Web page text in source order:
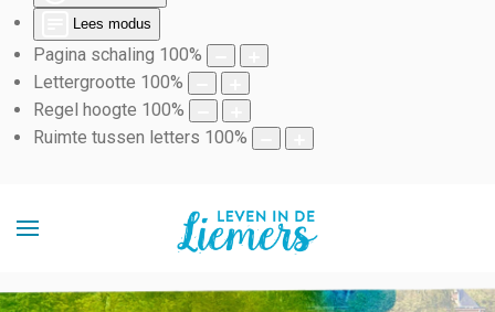
Lees modus
Pagina schaling 100%
Lettergrootte 100%
Regel hoogte 100%
Ruimte tussen letters 100%